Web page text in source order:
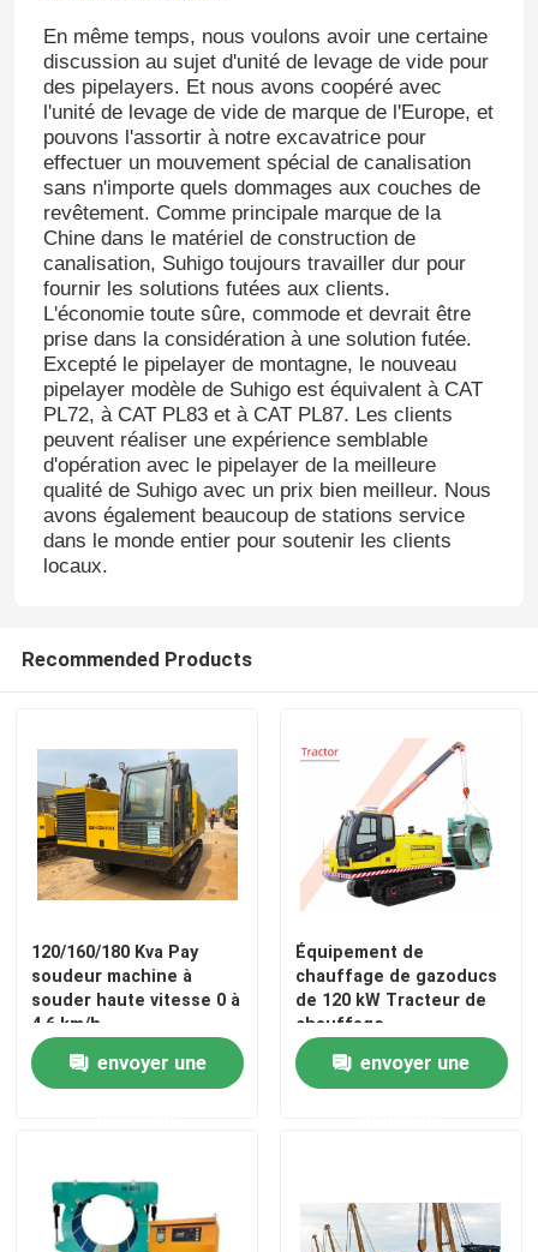
Produits
Vidéos
Visite d'usine
En même temps, nous voulons avoir une certaine
discussion au sujet d'unité de levage de vide pour
des pipelayers. Et nous avons coopéré avec
l'unité de levage de vide de marque de l'Europe, et
pouvons l'assortir à notre excavatrice pour
effectuer un mouvement spécial de canalisation
sans n'importe quels dommages aux couches de
revêtement. Comme principale marque de la
Chine dans le matériel de construction de
canalisation, Suhigo toujours travailler dur pour
fournir les solutions futées aux clients.
L'économie toute sûre, commode et devrait être
prise dans la considération à une solution futée.
Excepté le pipelayer de montagne, le nouveau
pipelayer modèle de Suhigo est équivalent à CAT
PL72, à CAT PL83 et à CAT PL87. Les clients
peuvent réaliser une expérience semblable
d'opération avec le pipelayer de la meilleure
qualité de Suhigo avec un prix bien meilleur. Nous
avons également beaucoup de stations service
dans le monde entier pour soutenir les clients
locaux.
Recommended Products
120/160/180 Kva Pay
soudeur machine à
souder haute vitesse 0 à
4,6 km/h
envoyer une
Équipement de
chauffage de gazoducs
de 120 kW Tracteur de
chauffage
envoyer une